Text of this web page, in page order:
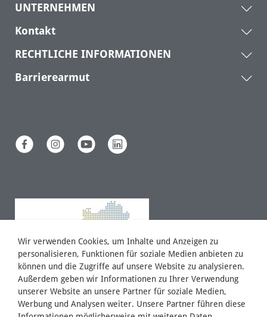
UNTERNEHMEN
Kontakt
RECHTLICHE INFORMATIONEN
Barrierearmut
Wir verwenden Cookies, um Inhalte und Anzeigen zu
personalisieren, Funktionen für soziale Medien anbieten zu
können und die Zugriffe auf unsere Website zu analysieren.
Außerdem geben wir Informationen zu Ihrer Verwendung
unserer Website an unsere Partner für soziale Medien,
Werbung und Analysen weiter. Unsere Partner führen diese